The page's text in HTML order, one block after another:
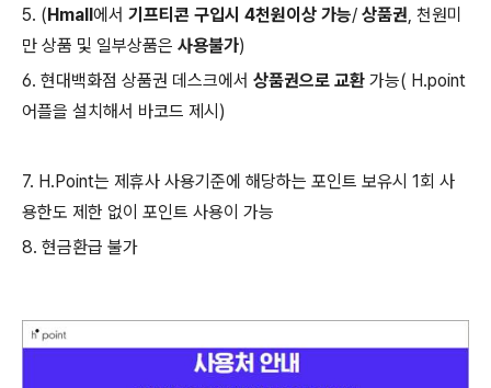
5. (Hmall에서 기프티콘 구입시 4천원이상 가능/ 상품권, 천원미
만 상품 및 일부상품은 사용불가)
6. 현대백화점 상품권 데스크에서 상품권으로 교환 가능( H.point
어플을 설치해서 바코드 제시)
7. H.Point는 제휴사 사용기준에 해당하는 포인트 보유시 1회 사
용한도 제한 없이 포인트 사용이 가능
8. 현금환급 불가